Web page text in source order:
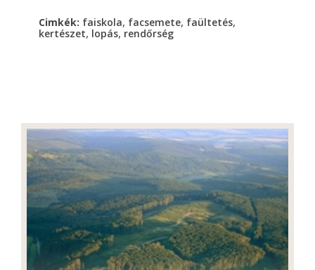
Cimkék: faiskola, facsemete, faültetés,
kertészet, lopás,rendőrség